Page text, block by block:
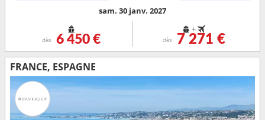
sam. 30 janv. 2027
dès 6 450 €
+
dès 7 271 €
FRANCE, ESPAGNE